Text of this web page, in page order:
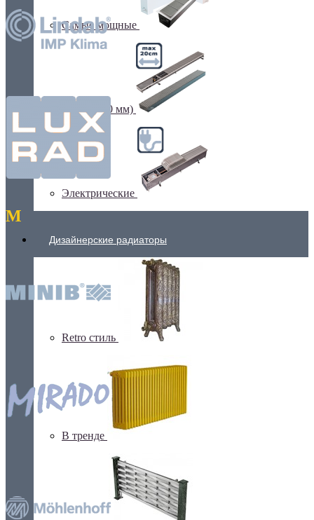
Самые мощные
Узкие (200 мм)
Электрические
Дизайнерские радиаторы
Retro стиль
В тренде
M